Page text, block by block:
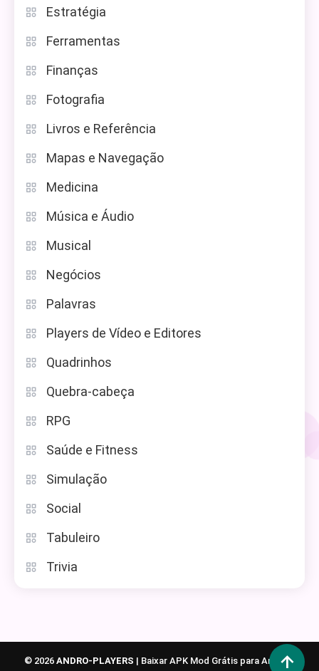
Estratégia
Ferramentas
Finanças
Fotografia
Livros e Referência
Mapas e Navegação
Medicina
Música e Áudio
Musical
Negócios
Palavras
Players de Vídeo e Editores
Quadrinhos
Quebra-cabeça
RPG
Saúde e Fitness
Simulação
Social
Tabuleiro
Trivia
© 2026 ANDRO-PLAYERS | Baixar APK Mod Grátis para Android